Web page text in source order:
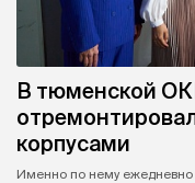
В тюменской
корпусами
Именно по нему ежедневно